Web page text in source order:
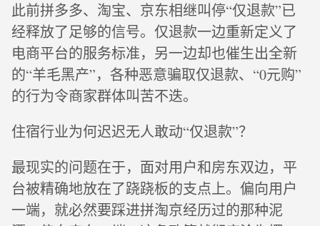
此前拼多多、淘宝、京东相继叫停“仅退款”已
经释放了足够的信号。仅退款一边重新定义了
电商平台的服务标准，另一边却也催生出全新
的“羊毛黑产”，各种恶意骗取仅退款、“0元购”
的行为令商家群体叫苦不迭。
住宿行业为何迟迟无人敢动“仅退款”？
最现实的问题在于，面对用户和房东双边，平
台被精确地放在了跷跷板的支点上。偏向用户
一端，就必然要踩进拼淘京经历过的那种泥